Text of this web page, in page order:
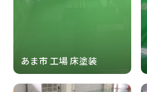
あま市 工場 床塗装